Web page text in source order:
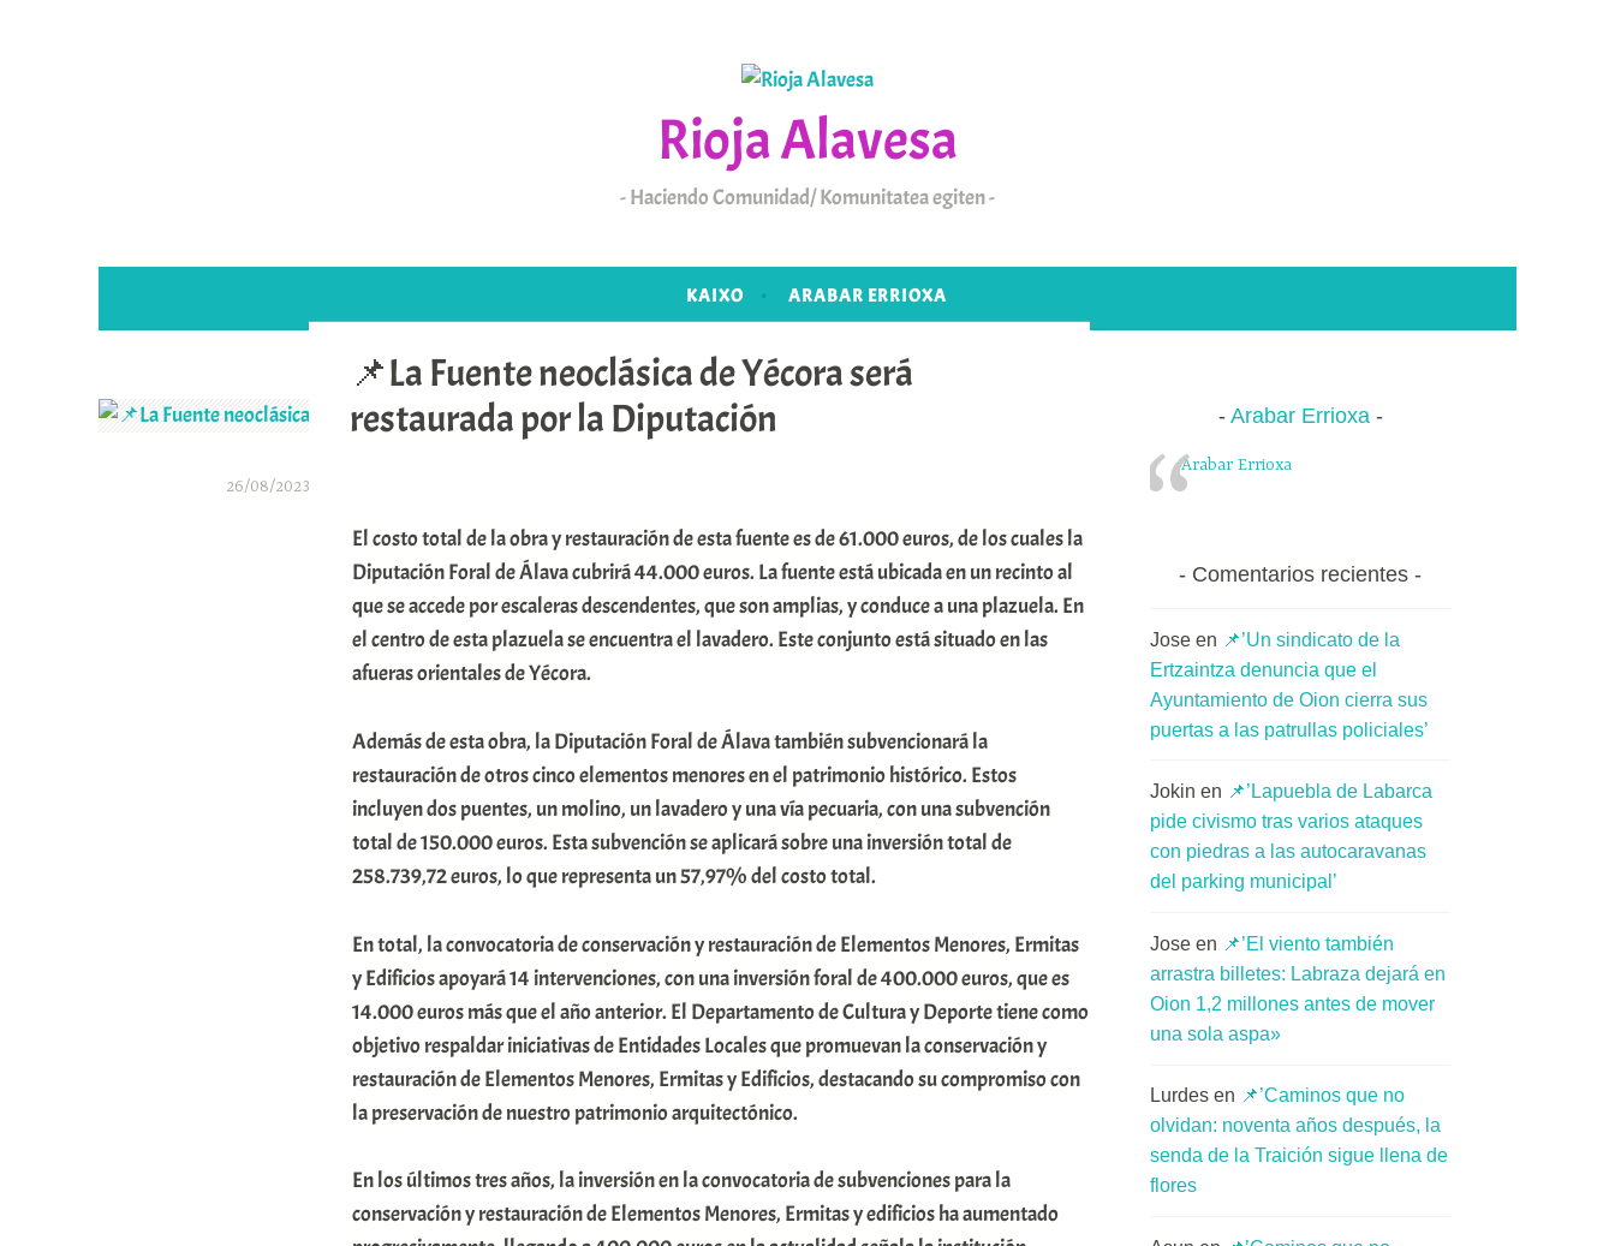
Rioja Alavesa
Haciendo Comunidad/ Komunitatea egiten
KAIXO ARABAR ERRIOXA
📌La Fuente neoclásica de Yécora será
restaurada por la Diputación
26/08/2023
El costo total de la obra y restauración de esta fuente es de 61.000 euros, de los cuales la
Diputación Foral de Álava cubrirá 44.000 euros. La fuente está ubicada en un recinto al
que se accede por escaleras descendentes, que son amplias, y conduce a una plazuela. En
el centro de esta plazuela se encuentra el lavadero. Este conjunto está situado en las
afueras orientales de Yécora.
Además de esta obra, la Diputación Foral de Álava también subvencionará la
restauración de otros cinco elementos menores en el patrimonio histórico. Estos
incluyen dos puentes, un molino, un lavadero y una vía pecuaria, con una subvención
total de 150.000 euros. Esta subvención se aplicará sobre una inversión total de
258.739,72 euros, lo que representa un 57,97% del costo total.
En total, la convocatoria de conservación y restauración de Elementos Menores, Ermitas
y Edificios apoyará 14 intervenciones, con una inversión foral de 400.000 euros, que es
14.000 euros más que el año anterior. El Departamento de Cultura y Deporte tiene como
objetivo respaldar iniciativas de Entidades Locales que promuevan la conservación y
restauración de Elementos Menores, Ermitas y Edificios, destacando su compromiso con
la preservación de nuestro patrimonio arquitectónico.
En los últimos tres años, la inversión en la convocatoria de subvenciones para la
conservación y restauración de Elementos Menores, Ermitas y edificios ha aumentado
Arabar Errioxa
Arabar Errioxa
Comentarios recientes
Jose en 📌’Un sindicato de la
Ertzaintza denuncia que el
Ayuntamiento de Oion cierra sus
puertas a las patrullas policiales’
Jokin en 📌’Lapuebla de Labarca
pide civismo tras varios ataques
con piedras a las autocaravanas
del parking municipal’
Jose en 📌’El viento también
arrastra billetes: Labraza dejará en
Oion 1,2 millones antes de mover
una sola aspa»
Lurdes en 📌’Caminos que no
olvidan: noventa años después, la
senda de la Traición sigue llena de
flores